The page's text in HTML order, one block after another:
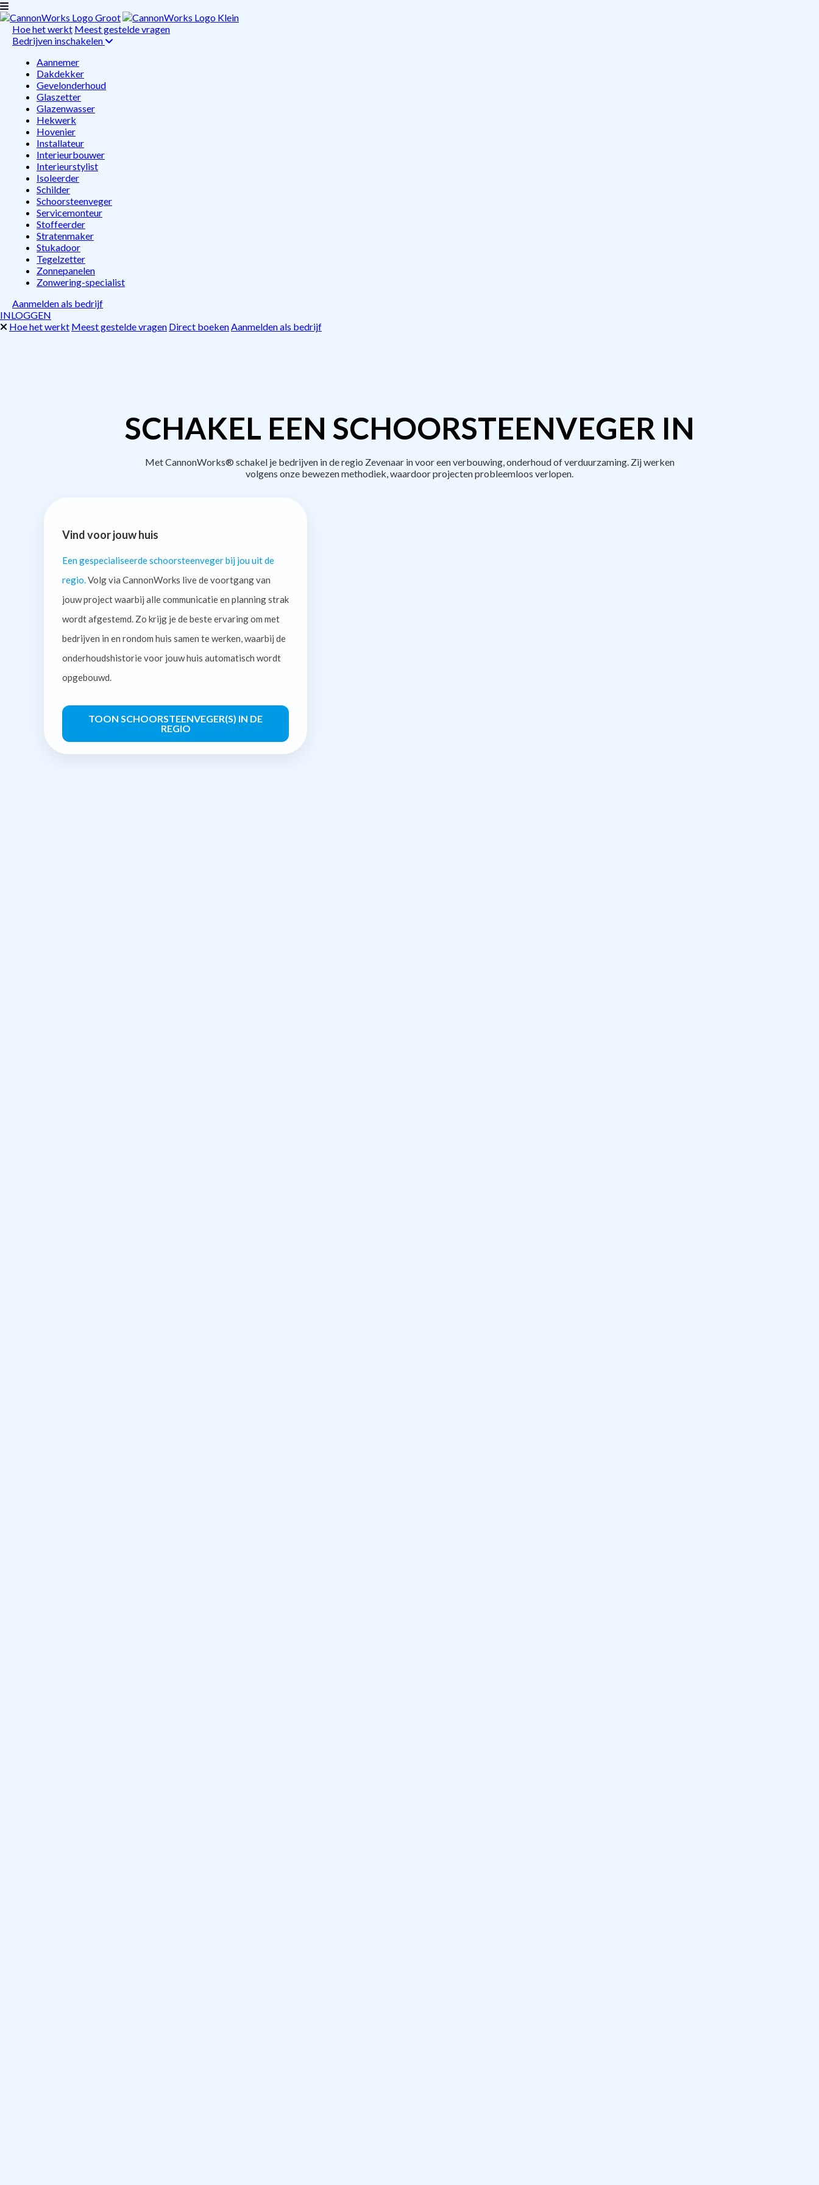
Hoe het werkt Meest gestelde vragen
Bedrijven inschakelen
Aannemer
Dakdekker
Gevelonderhoud
Glaszetter
Glazenwasser
Hekwerk
Hovenier
Installateur
Interieurbouwer
Interieurstylist
Isoleerder
Schilder
Schoorsteenveger
Servicemonteur
Stoffeerder
Stratenmaker
Stukadoor
Tegelzetter
Zonnepanelen
Zonwering-specialist
Aanmelden als bedrijf
INLOGGEN
Hoe het werkt Meest gestelde vragen Direct boekenAanmelden als bedrijf
SCHAKEL EEN SCHOORSTEENVEGER IN
Met CannonWorks® schakel je bedrijven in de regio Zevenaar in voor een verbouwing, onderhoud of verduurzaming. Zij werken
volgens onze bewezen methodiek, waardoor projecten probleemloos verlopen.
Vind voor jouw huis
Een gespecialiseerde schoorsteenveger bij jou uit de
regio. Volg via CannonWorks live de voortgang van
jouw project waarbij alle communicatie en planning strak
wordt afgestemd. Zo krijg je de beste ervaring om met
bedrijven in en rondom huis samen te werken, waarbij de
onderhoudshistorie voor jouw huis automatisch wordt
opgebouwd.
TOON SCHOORSTEENVEGER(S) IN DE
REGIO